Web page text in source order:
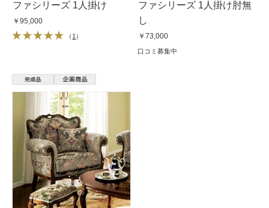
ファシリーズ 1人掛け
￥95,000
（ 1 ）
ファシリーズ 1人掛け肘無
し
￥73,000
口コミ募集中